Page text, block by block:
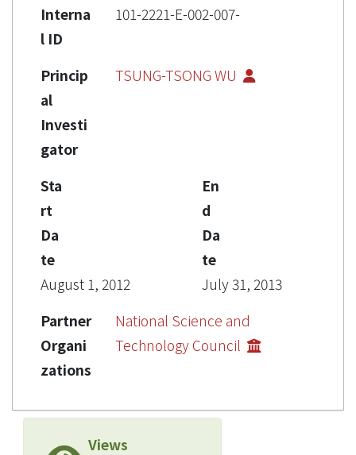
Interna
l ID
101-2221-E-002-007-
Princip
al
Investi
gator
TSUNG-TSONG WU
Sta
rt
Da
te
August 1, 2012
En
d
Da
te
July 31, 2013
Partner
Organi
zations
National Science and
Technology Council
Views